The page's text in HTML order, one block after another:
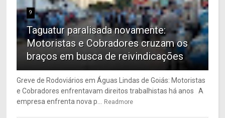
9
Taguatur paralisada novamente:
Motoristas e Cobradores cruzam os
braços em busca de reivindicações
Greve de Rodoviários em Águas Lindas de Goiás: Motoristas
e Cobradores enfrentavam direitos trabalhistas há anos A
empresa enfrenta nova p... Readmore